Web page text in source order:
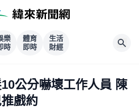
樂
時
體育
即時
生活
財經
公分嚇壞工作人員 陳
戲約